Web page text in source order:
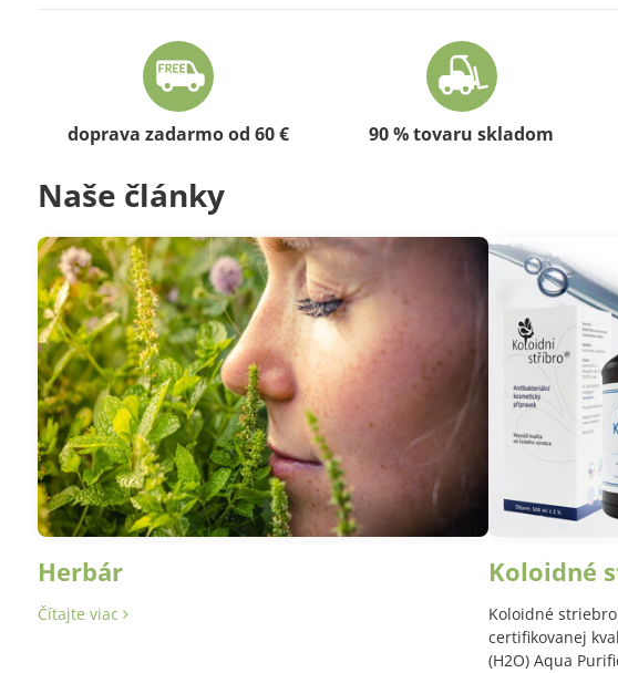
doprava zadarmo od 60 € 90 % tovaru skladom
Naše články
Herbár
Čítajte viac
Koloidné
Koloidné
certifikovanej
(H2O) Aqua